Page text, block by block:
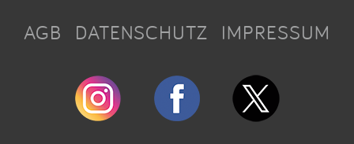
AGB DATENSCHUTZ IMPRESSUM